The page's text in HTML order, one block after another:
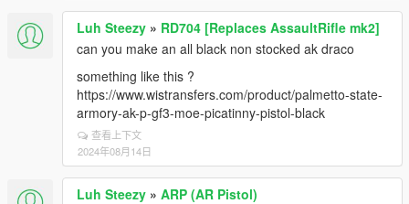
Luh Steezy » RD704 [Replaces AssaultRifle mk2]
can you make an all black non stocked ak draco
something like this ?
https://www.wistransfers.com/product/palmetto-state-
armory-ak-p-gf3-moe-picatinny-pistol-black
查看上下文
2024年08月14日
Luh Steezy » ARP (AR Pistol)